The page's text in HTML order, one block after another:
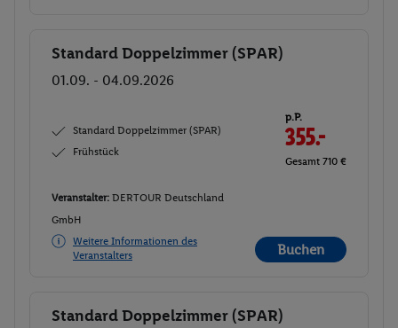
Buchen
Standard Doppelzimmer (SPAR)
01.09. - 04.09.2026
Standard Doppelzimmer (SPAR)
Frühstück
p.P.
355.-
Gesamt 710 €
Veranstalter: DERTOUR Deutschland
GmbH
Weitere Informationen des
Veranstalters
Buchen
Buchen
Standard Doppelzimmer (SPAR)